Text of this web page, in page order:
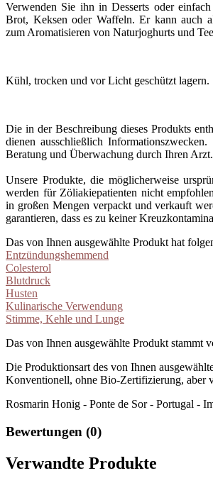
Verwenden Sie ihn in Desserts oder
Brot, Keksen oder Waffeln. Er kann auch
zum Aromatisieren von Naturjoghurts und
Kühl, trocken und vor Licht geschützt lagern.
Die in der Beschreibung dieses Produkts
dienen ausschließlich
Beratung und Überwachung durch Ihren Arzt.
Unsere Produkte, die möglicherweise
werden für Zöliakiepatienten nicht
in großen Mengen verpackt und verkauft
garantieren, dass es zu keiner
Das von Ihnen ausgewählte Produkt hat
Entzündungshemmend
Colesterol
Blutdruck
Husten
Kulinarische Verwendung
Stimme, Kehle und Lunge
Das von Ihnen ausgewählte Produkt stammt
Die Produktionsart des von Ihnen
Konventionell, ohne Bio-Zertifizierung, aber
Rosmarin Honig - Ponte de Sor - Portugal -
Bewertungen (0)
Verwandte Produkte